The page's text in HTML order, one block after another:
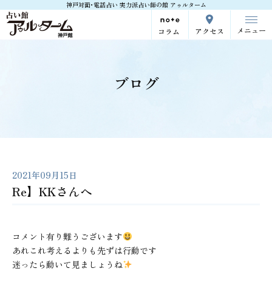
神戸対面･電話占い 実力派占い師の館 アゥルターム
コラム アクセス メニュー
ブログ
2021年09月15日
Re】KKさんへ
コメント有り難うございます
あれこれ考えるよりも先ずは行動です
迷ったら動いて見ましょうね